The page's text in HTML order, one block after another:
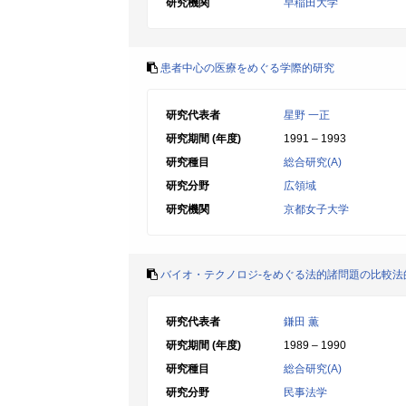
研究機関
早稲田大学
患者中心の医療をめぐる学際的研究
研究代表者
星野 一正
研究期間 (年度)
1991 – 1993
研究種目
総合研究(A)
研究分野
広領域
研究機関
京都女子大学
バイオ・テクノロジ-をめぐる法的諸問題の比較
研究代表者
鎌田 薫
研究期間 (年度)
1989 – 1990
研究種目
総合研究(A)
研究分野
民事法学